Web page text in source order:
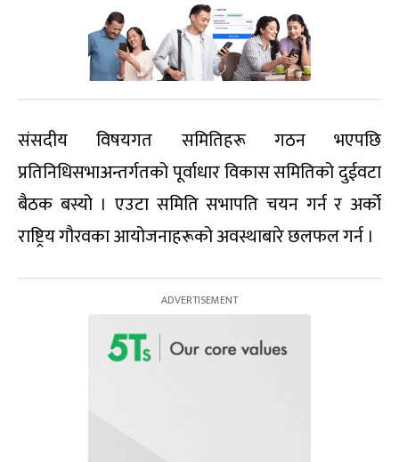
संसदीय विषयगत समितिहरू गठन भएपछि
प्रतिनिधिसभाअन्तर्गतको पूर्वाधार विकास समितिको दुईवटा
बैठक बस्यो । एउटा समिति सभापति चयन गर्न र अर्को
राष्ट्रिय गौरवका आयोजनाहरूको अवस्थाबारे छलफल गर्न ।